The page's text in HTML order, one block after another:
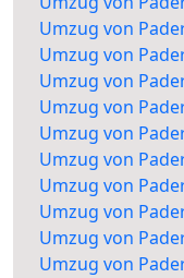
Umzug von
Umzug von
Umzug von
Umzug von
Umzug von
Umzug von
Umzug von
Umzug von
Umzug von
Umzug von